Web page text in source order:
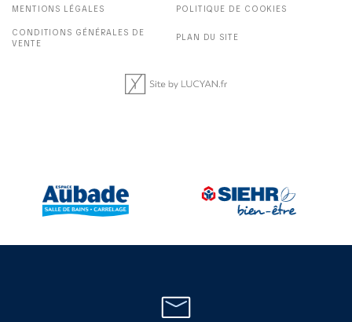
MENTIONS LÉGALES POLITIQUE DE COOKIES
CONDITIONS GÉNÉRALES DE
VENTE
PLAN DU SITE